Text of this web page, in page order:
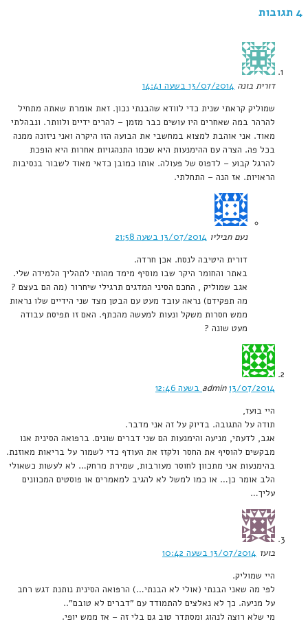
4 תגובות
דורית בונה 13/07/2014 בשעה 14:41
שמוליק קראתי שנית כדי לוודא שהבנתי נכון. זאת אומרת שאתה מתחיל
להרהר במה שאחרים היו עושים כבר מזמן – להרים ידיים ולוותר. ונבהלתי
מאוד. אני אוהבת למצוא במחשבי את הבועה הזו היקרה ואני ניזונה ממנה
בכל פה. הצרה עם ההימנעות היא שכמו התנהגויות אחרות היא הופכת
להרגל קבוע – לדפוס של פעולה. אותו כמובן כדאי מאוד לשבור בנסיבות
הראויות. אז הנה – התחלתי.
נעם חביליו 13/07/2014 בשעה 21:58
דורית היטיבה לנסח. אכן חרדה.
באתר והחומר היקר שבו מוסיף מימד מהותי לתהליך הלמידה שלי.
אגב שמוליק , החכם הסיני המדגים תרגילי שיחרור (מה הם בעצם ?
מה תפקידם) נראה עובד מעט עם הבטן מצד שני הידיים שלו נראות
ממש חסרות משקל ונעות למעשה מהכתף. האם זו תפיסת עבודה
מעט שונה ?
admin 13/07/2014 בשעה 12:46
היי בועז,
תודה על התגובה. בדיוק על זה אני מדבר.
אגב, לדעתי, מניעה והימנעות הם שני דברים שונים. ברפואה הסינית אנו
מבקשים להוסיף את החסר ולקזז את העודף כדי לשמור על בריאות מאוזנת.
בהימנעות אני מתכוון לחוסר מעורבות, שמירת מרחק… לא לעשות כשאולי
הלב אומר כן… או כמו למשל לא להגיב למאמרים או פוסטים המכוונים
עליך…
בועז 13/07/2014 בשעה 10:42
היי שמוליק.
לפי מה שאני הבנתי (אולי לא הבנתי…) הרפואה הסינית נותנת דגש רחב
על מניעה. כך לא נאלצים להתמודד עם "דברים לא טובם"..
מי שלא רוצה לנהוג ומסתדר טוב גם בלי זה – אז ממש יופי.